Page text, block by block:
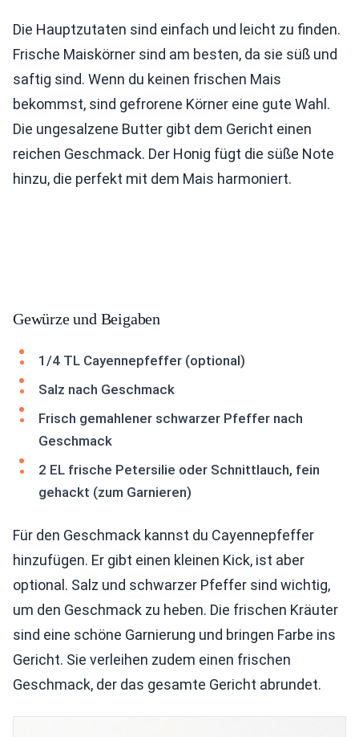
Die Hauptzutaten sind einfach und leicht zu finden.
Frische Maiskörner sind am besten, da sie süß und
saftig sind. Wenn du keinen frischen Mais
bekommst, sind gefrorene Körner eine gute Wahl.
Die ungesalzene Butter gibt dem Gericht einen
reichen Geschmack. Der Honig fügt die süße Note
hinzu, die perfekt mit dem Mais harmoniert.
Gewürze und Beigaben
1/4 TL Cayennepfeffer (optional)
Salz nach Geschmack
Frisch gemahlener schwarzer Pfeffer nach
Geschmack
2 EL frische Petersilie oder Schnittlauch, fein
gehackt (zum Garnieren)
Für den Geschmack kannst du Cayennepfeffer
hinzufügen. Er gibt einen kleinen Kick, ist aber
optional. Salz und schwarzer Pfeffer sind wichtig,
um den Geschmack zu heben. Die frischen Kräuter
sind eine schöne Garnierung und bringen Farbe ins
Gericht. Sie verleihen zudem einen frischen
Geschmack, der das gesamte Gericht abrundet.